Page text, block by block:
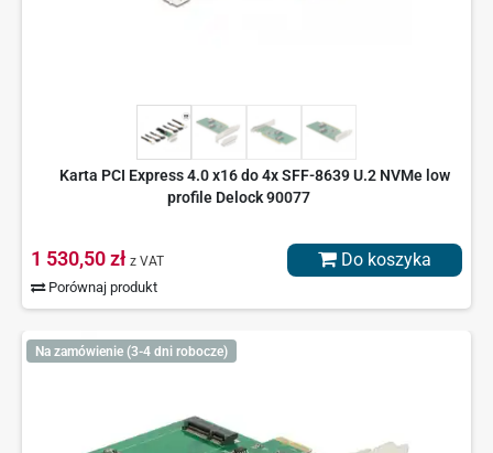
Karta PCI Express 4.0 x16 do 4x SFF-8639 U.2 NVMe low
profile Delock 90077
1 530,50 zł z VAT
Porównaj produkt
Do koszyka
Na zamówienie (3-4 dni robocze)